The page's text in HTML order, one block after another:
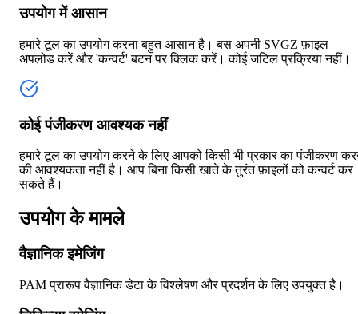
उपयोग में आसान
हमारे टूल का उपयोग करना बहुत आसान है। बस अपनी SVGZ फ़ाइल
अपलोड करें और 'कन्वर्ट' बटन पर क्लिक करें। कोई जटिल प्रक्रिया नहीं।
कोई पंजीकरण आवश्यक नहीं
हमारे टूल का उपयोग करने के लिए आपको किसी भी प्रकार का पंजीकरण
की आवश्यकता नहीं है। आप बिना किसी खाते के तुरंत फ़ाइलों को कन्वर्ट कर
सकते हैं।
उपयोग के मामले
वैज्ञानिक इमेजिंग
PAM प्रारूप वैज्ञानिक डेटा के विश्लेषण और प्रदर्शन के लिए उपयुक्त है।